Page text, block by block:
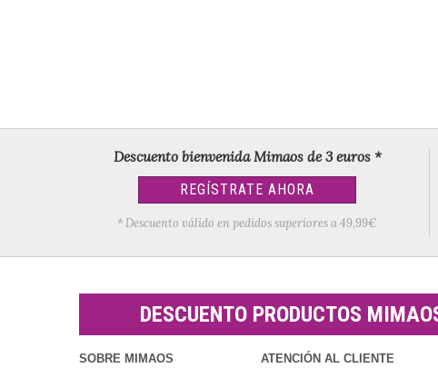
Descuento bienvenida Mimaos de 3 euros *
REGÍSTRATE AHORA
* Descuento válido en pedidos superiores a 49,99€
DESCUENTO PRODUCTOS
SOBRE MIMAOS ATENCIÓN AL CLIENTE